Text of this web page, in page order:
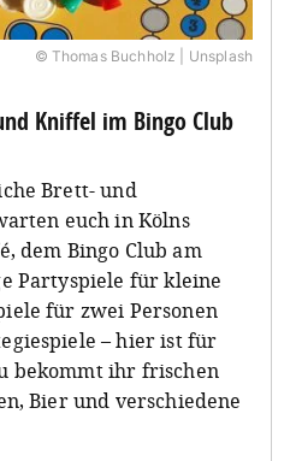
© Thomas Buchholz | Unsplash
Kniffel im Bingo Club
Brett- und
euch in Kölns
dem Bingo Club am
Partyspiele für kleine
für zwei Personen
– hier ist für
bekommt ihr frischen
Bier und verschiedene